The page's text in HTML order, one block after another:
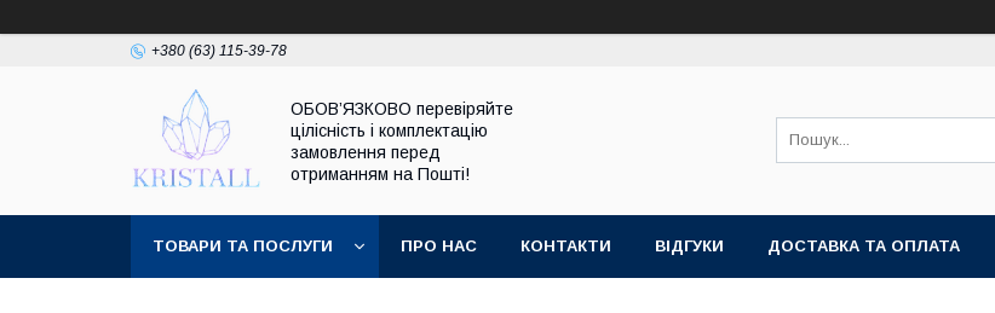
+380 (63) 115-39-78
ОБОВ’ЯЗКОВО перевіряйте
цілісність і комплектацію
замовлення перед
отриманням на Пошті!
ТОВАРИ ТА ПОСЛУГИ ПРО НАС КОНТАКТИ ВІДГУКИ ДОСТАВКА ТА ОПЛАТА